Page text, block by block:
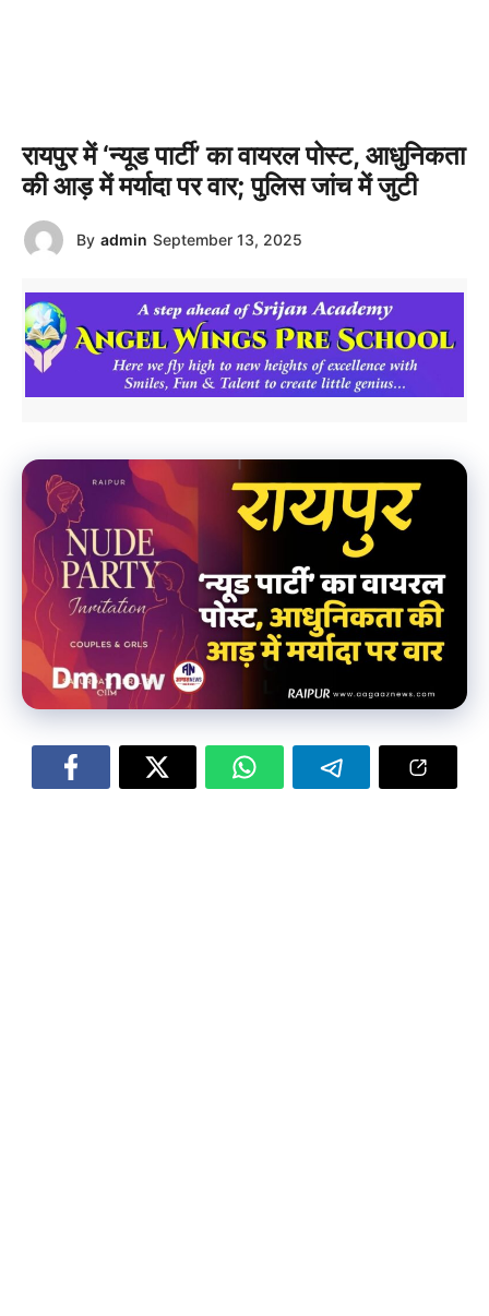
रायपुर में ‘न्यूड पार्टी’ का वायरल पोस्ट, आधुनिकता
की आड़ में मर्यादा पर वार; पुलिस जांच में जुटी
By admin September 13, 2025